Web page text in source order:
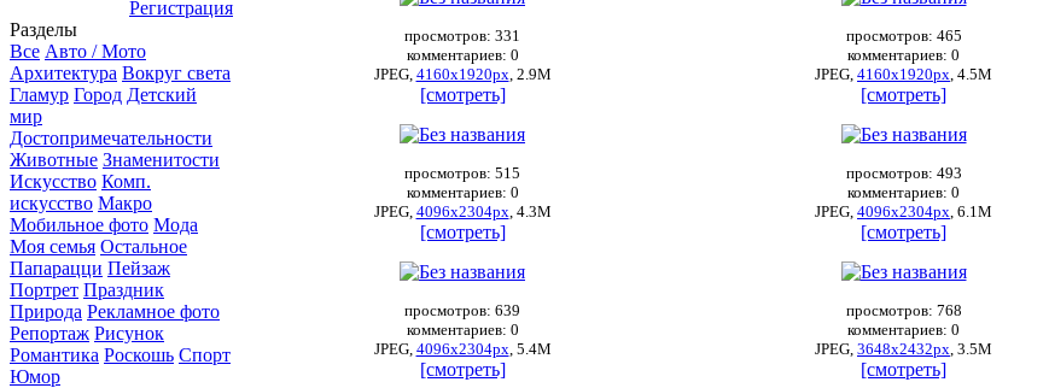
Регистрация
Разделы
Все Авто / Мото
Архитектура Вокруг света
Гламур Город Детский
мир
Достопримечательности
Животные Знаменитости
Искусство Комп.
искусство Макро
Мобильное фото Мода
Моя семья Остальное
Папарацци Пейзаж
Портрет Праздник
Природа Рекламное фото
Репортаж Рисунок
Романтика Роскошь Спорт
Юмор
просмотров: 331
комментариев: 0
JPEG, 4160x1920px, 2.9М
[смотреть]
просмотров: 465
комментариев: 0
JPEG, 4160x1920px, 4.5М
[смотреть]
просмотров: 515
комментариев: 0
JPEG, 4096x2304px, 4.3М
[смотреть]
просмотров: 493
комментариев: 0
JPEG, 4096x2304px, 6.1М
[смотреть]
просмотров: 639
комментариев: 0
JPEG, 4096x2304px, 5.4М
[смотреть]
просмотров: 768
комментариев: 0
JPEG, 3648x2432px, 3.5М
[смотреть]